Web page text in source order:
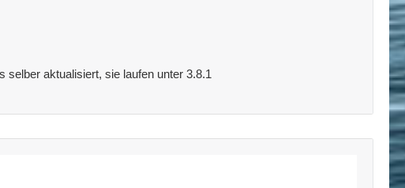
aktualisiert, sie laufen unter 3.8.1